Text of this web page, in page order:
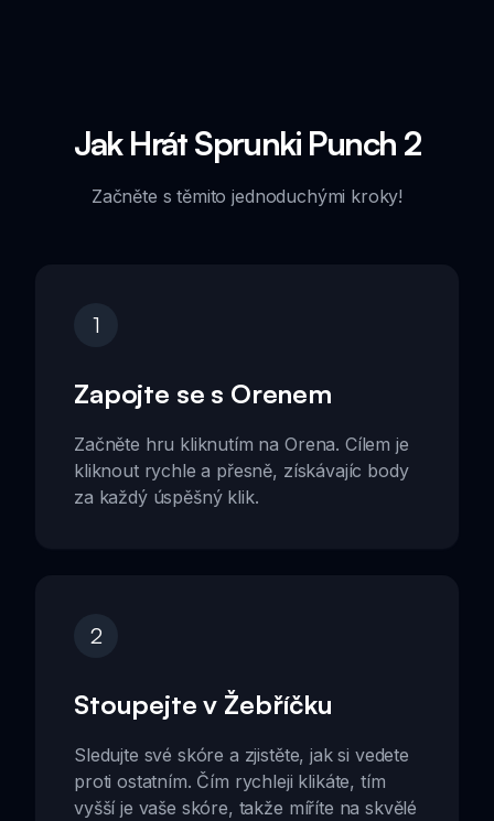
Jak Hrát Sprunki Punch 2
Začněte s těmito jednoduchými kroky!
1
Zapojte se s Orenem
Začněte hru kliknutím na Orena. Cílem je
kliknout rychle a přesně, získávajíc body
za každý úspěšný klik.
2
Stoupejte v Žebříčku
Sledujte své skóre a zjistěte, jak si vedete
proti ostatním. Čím rychleji klikáte, tím
vyšší je vaše skóre, takže míříte na skvělé